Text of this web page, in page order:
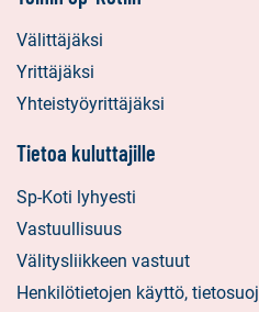
Välittäjäksi
Yrittäjäksi
Yhteistyöyrittäjäksi
Tietoa kuluttajille
Sp-Koti lyhyesti
Vastuullisuus
Välitysliikkeen vastuut
Henkilötietojen käyttö,